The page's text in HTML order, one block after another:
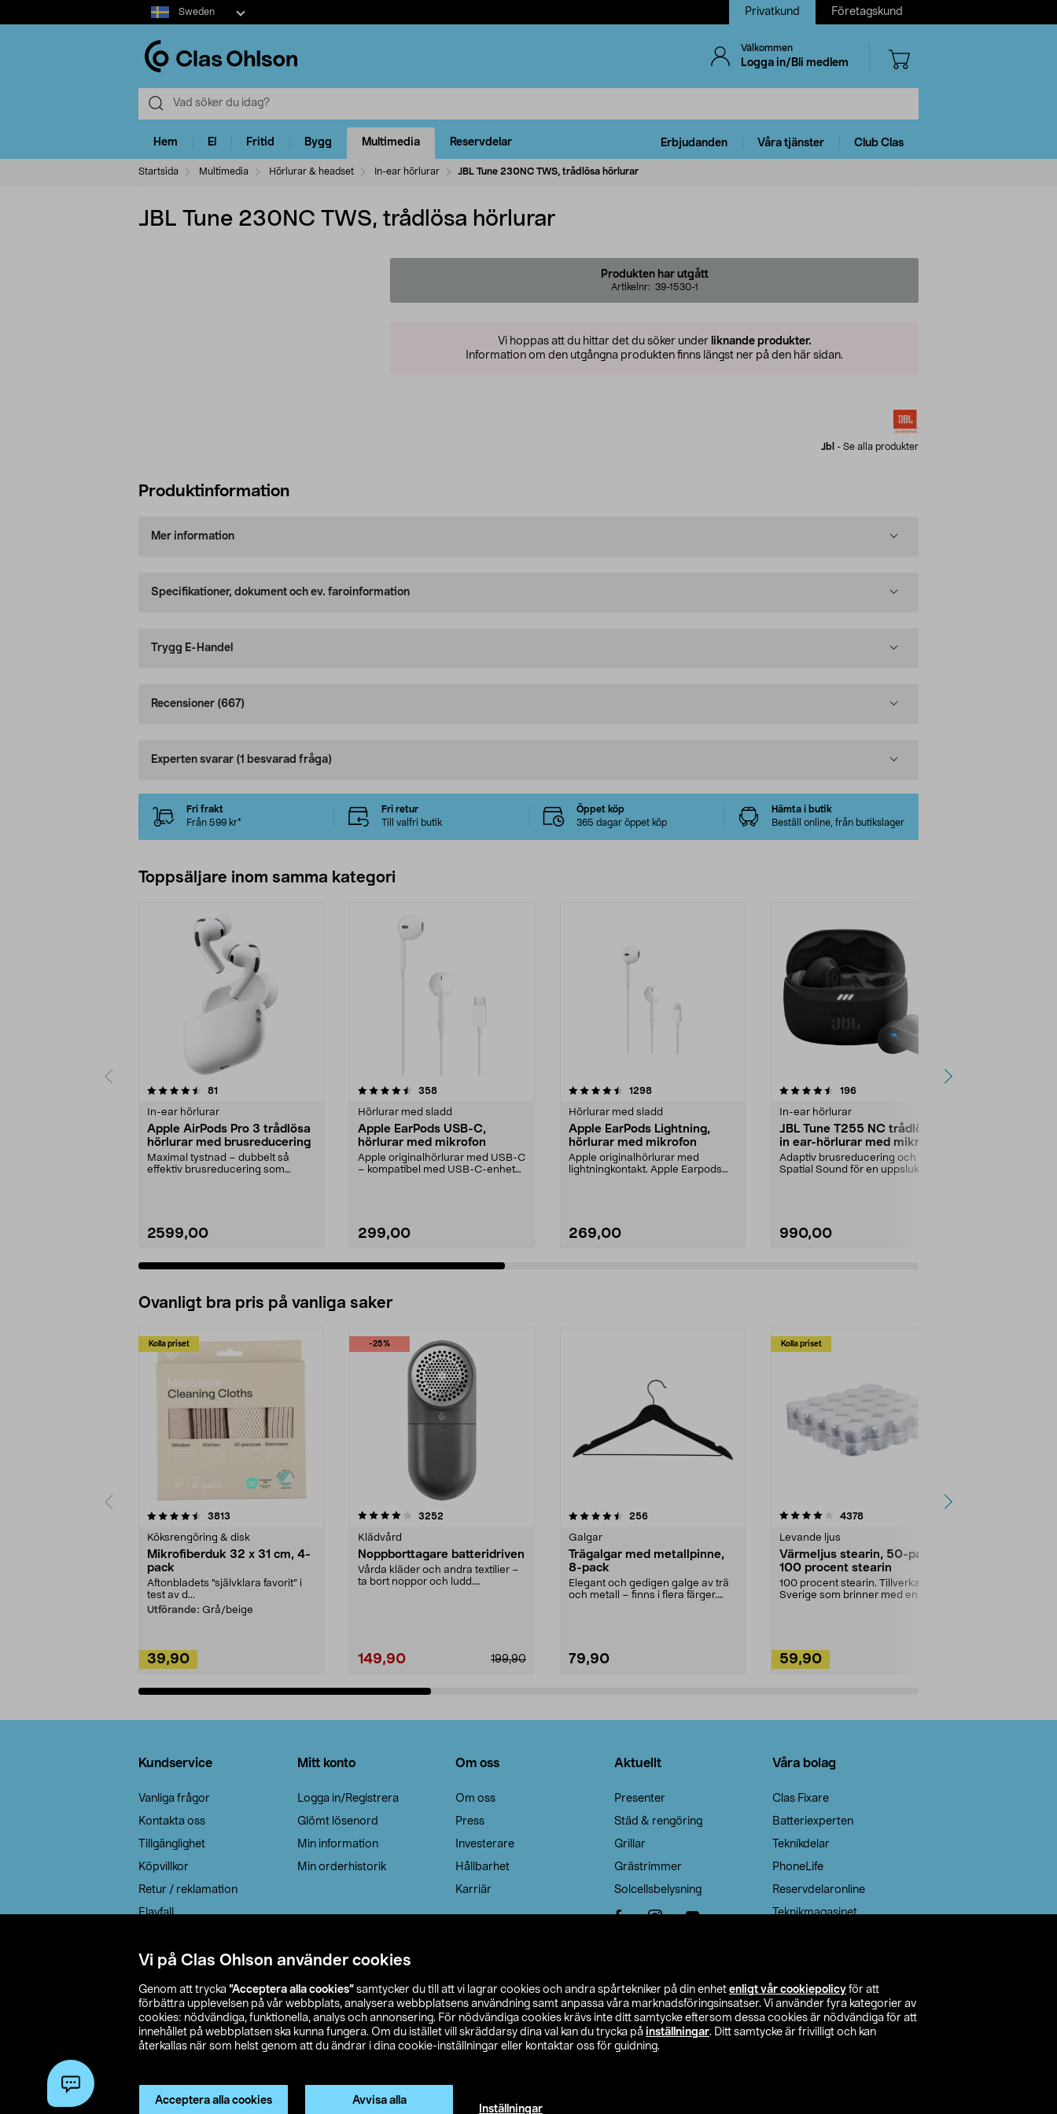
Vi på Clas Ohlson använder cookies
Genom att trycka ”Acceptera alla cookies” samtycker du till att vi lagrar cookies och andra spårtekniker på din enhet enligt vår cookiepolicy för att
förbättra upplevelsen på vår webbplats, analysera webbplatsens användning samt anpassa våra marknadsföringsinsatser. Vi använder fyra kategorier av
cookies: nödvändiga, funktionella, analys och annonsering. För nödvändiga cookies krävs inte ditt samtycke eftersom dessa cookies är nödvändiga för att
innehållet på webbplatsen ska kunna fungera. Om du istället vill skräddarsy dina val kan du trycka på inställningar. Ditt samtycke är frivilligt och kan
återkallas när som helst genom att du ändrar i dina cookie-inställningar eller kontaktar oss för guidning.
Acceptera alla cookies Avvisa alla
Inställningar
Select
market
Sweden Privatkund Företagskund
Välkommen
Logga in/Bli medlem
Hem El Fritid Bygg Multimedia Reservdelar Erbjudanden Våra tjänster Club Clas
Startsida Multimedia Hörlurar & headset In-ear hörlurar JBL Tune 230NC TWS, trådlösa hörlurar
JBL Tune 230NC TWS, trådlösa hörlurar
Produkten har utgått
Artikelnr: 39-1530-1
Vi hoppas att du hittar det du söker under liknande produkter.
Information om den utgångna produkten finns längst ner på den här sidan.
Jbl - Se alla produkter
Produktinformation
Mer information
Specifikationer, dokument och ev. faroinformation
Trygg E-Handel
Recensioner (667)
Experten svarar (1 besvarad fråga)
Fri frakt
Från 599 kr*
Fri retur
Till valfri butik
Öppet köp
365 dagar öppet köp
Hämta i butik
Beställ online, från butikslager
Toppsäljare inom samma kategori
81
In-ear hörlurar
Apple AirPods Pro 3 trådlösa
hörlurar med brusreducering
Maximal tystnad – dubbelt så
effektiv brusreducering som
2599,00
4.5 av 5 stjärnor 358recensioner
Hörlurar med sladd
Apple EarPods USB-C,
hörlurar med mikrofon
Apple originalhörlurar med USB-C
– kompatibel med USB-C-enheter
299,00
4.5 av 5 stjärnor 1298recensioner
Hörlurar med sladd
Apple EarPods Lightning,
hörlurar med mikrofon
Apple originalhörlurar med
lightningkontakt. Apple Earpods
269,00
4.5 av 5 stjärnor 196recensioner
In-ear hörlurar
JBL Tune T255 NC trådlösa
in ear-hörlurar med mikrofon,
svart
Adaptiv brusreducering och
Spatial Sound för en uppslukande
990,00
4.0 av 5 stjärnor
Ovanligt bra pris på vanliga saker
Kolla priset
3813
Köksrengöring & disk
Mikrofiberduk 32 x 31 cm, 4-
pack
Aftonbladets "självklara favorit” i
test av d...
Utförande: Grå/beige
39,90
-25%
4.0av 5 stjärnor 3252
Klädvård
Noppborttagare batteridriven
Vårda kläder och andra textilier –
ta bort noppor och ludd.
199,90
149,90
4.5av 5 stjärnor 256recensioner
Galgar
Trägalgar med metallpinne,
8-pack
Elegant och gedigen galge av trä
och metall – finns i flera färger.
79,90
Kolla priset
4.0av 5 stjärnor 4378recensioner
Levande ljus
Värmeljus stearin, 50-pack,
100 procent stearin
100 procent stearin. Tillverkade i
Sverige som brinner med en
59,90
4.5av 5 stjärnor
Kundservice
Vanliga frågor
Kontakta oss
Tillgänglighet
Köpvillkor
Retur / reklamation
Elavfall
Leveransalternativ
Mitt konto
Logga in/Registrera
Glömt lösenord
Min information
Min orderhistorik
Om oss
Om oss
Press
Investerare
Hållbarhet
Karriär
Aktuellt
Presenter
Städ & rengöring
Grillar
Grästrimmer
Solcellsbelysning
Våra bolag
Clas Fixare
Batteriexperten
Teknikdelar
PhoneLife
Reservdelaronline
Teknikmagasinet